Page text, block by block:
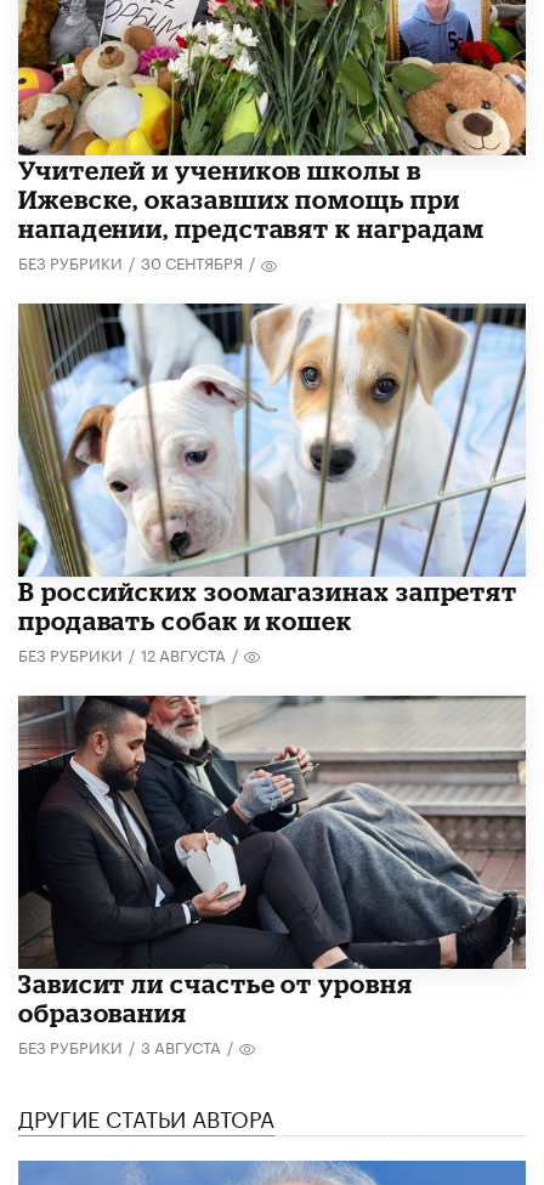
​Учителей и учеников школы в
Ижевске, оказавших помощь при
нападении, представят к наградам
БЕЗ РУБРИКИ / 30 СЕНТЯБРЯ /
В российских зоомагазинах запретят
продавать собак и кошек
БЕЗ РУБРИКИ / 12 АВГУСТА /
Зависит ли счастье от уровня
образования
БЕЗ РУБРИКИ / 3 АВГУСТА /
ДРУГИЕ СТАТЬИ АВТОРА